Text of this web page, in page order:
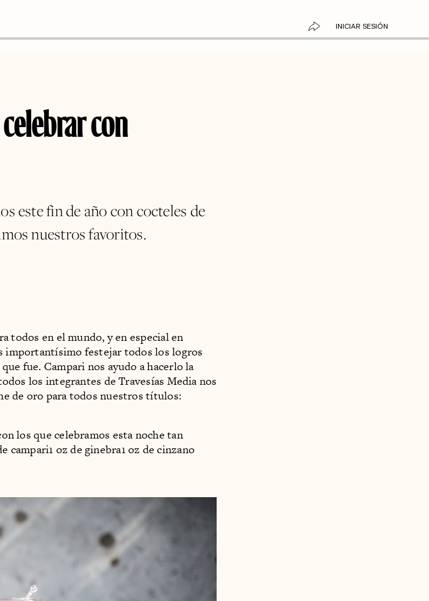
INICIAR SESIÓN
con
este fin de año con cocteles de
nuestros favoritos.
todos en el mundo, y en especial en
importantísimo festejar todos los logros
fue. Campari nos ayudo a hacerlo la
los integrantes de Travesías Media nos
de oro para todos nuestros títulos:
los que celebramos esta noche tan
campari1 oz de ginebra1 oz de cinzano